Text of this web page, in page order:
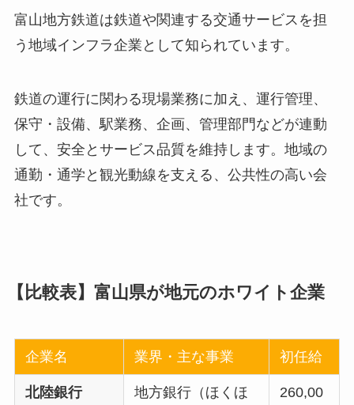
富山地方鉄道は鉄道や関連する交通サービスを担
う地域インフラ企業として知られています。
鉄道の運行に関わる現場業務に加え、運行管理、
保守・設備、駅業務、企画、管理部門などが連動
して、安全とサービス品質を維持します。地域の
通勤・通学と観光動線を支える、公共性の高い会
社です。
【比較表】富山県が地元のホワイト企業
企業名 業界・主な事業 初任給
北陸銀行
地方銀行（ほくほ
260,00